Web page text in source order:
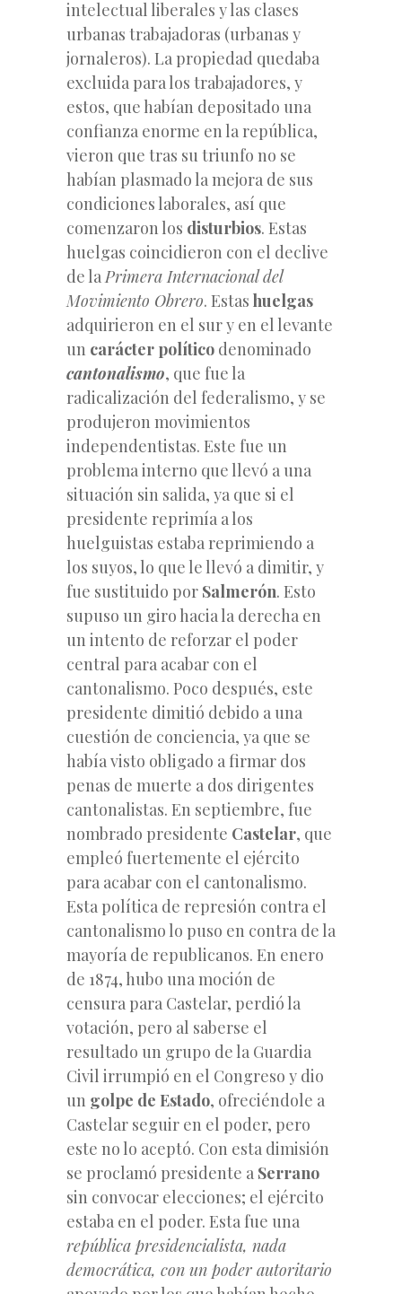
intelectual liberales y las clases
urbanas trabajadoras (urbanas y
jornaleros). La propiedad quedaba
excluida para los trabajadores, y
estos, que habían depositado una
confianza enorme en la república,
vieron que tras su triunfo no se
habían plasmado la mejora de sus
condiciones laborales, así que
comenzaron los disturbios. Estas
huelgas coincidieron con el declive
de laPrimera Internacional del
Movimiento Obrero. Estas huelgas
adquirieron en el sur y en el levante
un carácter político denominado
cantonalismo, que fue la
radicalización del federalismo, y se
produjeron movimientos
independentistas. Este fue un
problema interno que llevó a una
situación sin salida, ya que si el
presidente reprimía a los
huelguistas estaba reprimiendo a
los suyos, lo que le llevó a dimitir, y
fue sustituido por Salmerón. Esto
supuso un giro hacia la derecha en
un intento de reforzar el poder
central para acabar con el
cantonalismo. Poco después, este
presidente dimitió debido a una
cuestión de conciencia, ya que se
había visto obligado a firmar dos
penas de muerte a dos dirigentes
cantonalistas. En septiembre, fue
nombrado presidente Castelar, que
empleó fuertemente el ejército
para acabar con el cantonalismo.
Esta política de represión contra el
cantonalismo lo puso en contra de la
mayoría de republicanos. En enero
de 1874, hubo una moción de
censura para Castelar, perdió la
votación, pero al saberse el
resultado un grupo de la Guardia
Civil irrumpió en el Congreso y dio
un golpe de Estado, ofreciéndole a
Castelar seguir en el poder, pero
este no lo aceptó. Con esta dimisión
se proclamó presidente a Serrano
sin convocar elecciones; el ejército
estaba en el poder. Esta fue una
república presidencialista, nada
democrática, con un poder autoritario